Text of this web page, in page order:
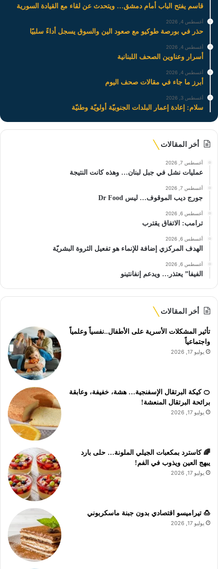
قاسم يفتح الباب أمام دمشق… ويتحدث عن لقاء مع القيادة السورية
أغسطس 4, 2026
حذر في بورصة طوكيو مع صعود الين والسوق يسجل أداءً سلبيًا
أغسطس 4, 2026
أسرار وعناوين الصحف اللبنانية
أغسطس 4, 2026
أبرز ما جاء في مقالات صحف اليوم
أغسطس 3, 2026
سلام: إعادة إعمار البلدات الجنوبيّة أولويّة وطنيّة
أخر المقالات
أغسطس 7, 2026
عمليات نشل في جبل لبنان… وهذه كانت النتيجة
أغسطس 7, 2026
جورج ديب الموقوف… ليس Dr Food
أغسطس 6, 2026
ترامب: الاتفاق يقترب
أغسطس 6, 2026
الهدف المركزي إضافة للإنماء هو تفعيل الثروة البشريّة
أغسطس 6, 2026
الفيفا” يعتذر… ويدعم إنفانتينو
أخر المقالات
تأثير المشكلات الأسرية على الأطفال..نفسياً وعلمياً
واجتماعياً
يوليو 17, 2026
🍊 كيكة البرتقال الإسفنجية… هشة، خفيفة، وعابقة
برائحة البرتقال المنعشة!
يوليو 17, 2026
🌈 كاسترد بمكعبات الجيلي الملونة… حلى بارد
يبهج العين ويذوب في الفم!
يوليو 17, 2026
🍮 تيراميسو اقتصادي بدون جبنة ماسكربوني
يوليو 17, 2026